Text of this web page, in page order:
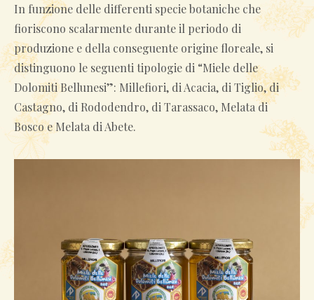
In funzione delle differenti specie botaniche che
fioriscono scalarmente durante il periodo di
produzione e della conseguente origine floreale, si
distinguono le seguenti tipologie di “Miele delle
Dolomiti Bellunesi”: Millefiori, di Acacia, di Tiglio, di
Castagno, di Rododendro, di Tarassaco, Melata di
Bosco e Melata di Abete.